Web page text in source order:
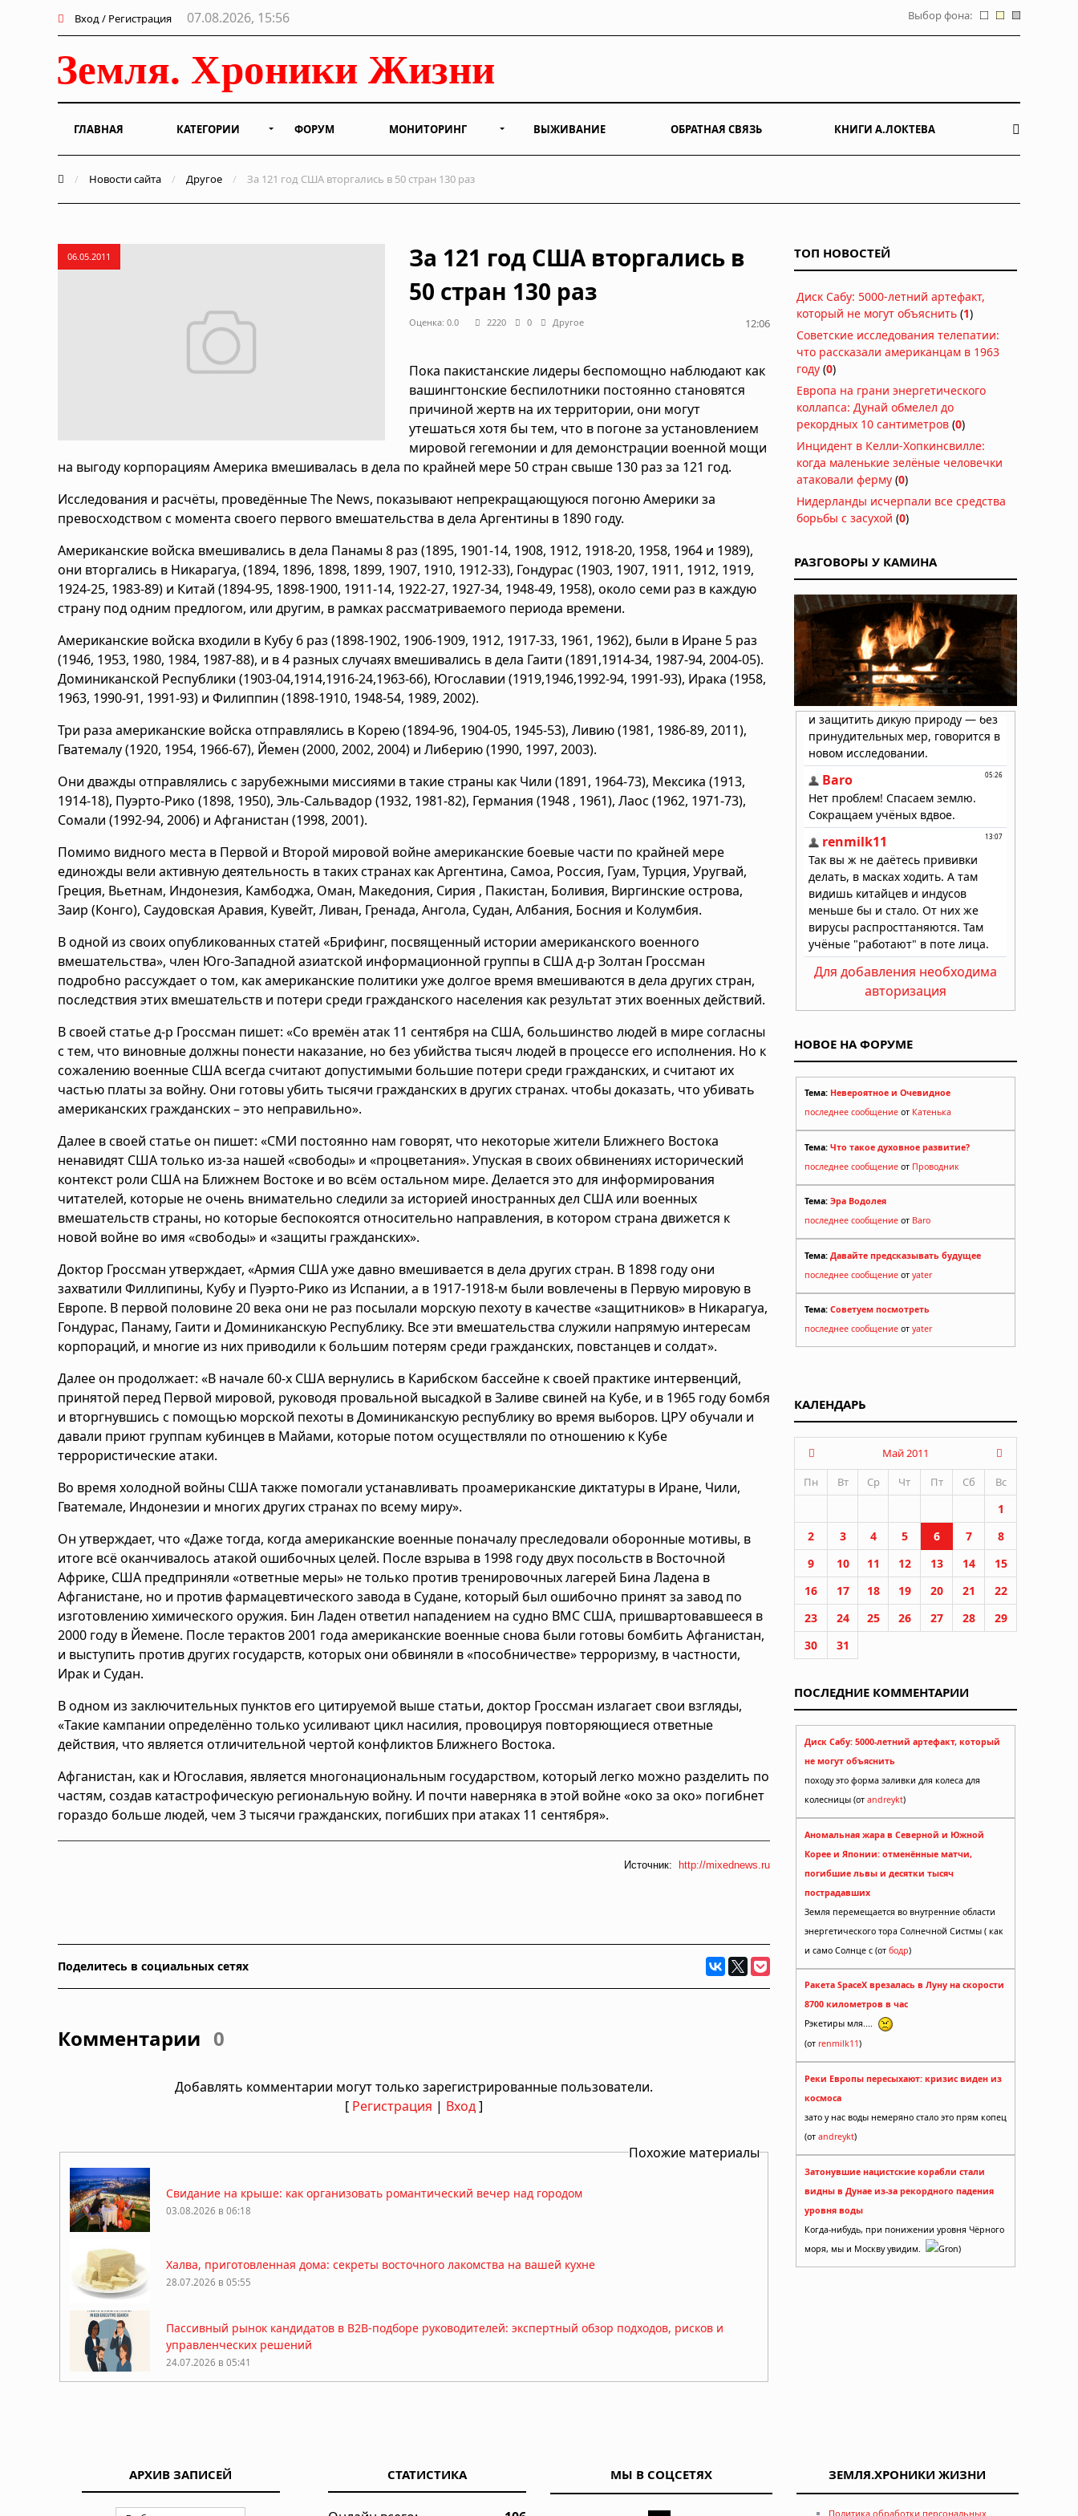
Вход / Регистрация 07.08.2026, 15:56 Выбор фона:
ГЛАВНАЯ КАТЕГОРИИ ФОРУМ МОНИТОРИНГ ВЫЖИВАНИЕ ОБРАТНАЯ СВЯЗЬ КНИГИ А.ЛОКТЕВА
/ Новости сайта / Другое / За 121 год США вторгались в 50 стран 130 раз
06.05.2011
За 121 год США вторгались в
50 стран 130 раз
Оценка: 0.0 2220 0 Другое 12:06
Пока пакистанские лидеры беспомощно наблюдают как
вашингтонские беспилотники постоянно становятся
причиной жертв на их территории, они могут
утешаться хотя бы тем, что в погоне за установлением
мировой гегемонии и для демонстрации военной мощи
на выгоду корпорациям Америка вмешивалась в дела по крайней мере 50 стран свыше 130 раз за 121 год.
Исследования и расчёты, проведённые The News, показывают непрекращающуюся погоню Америки за
превосходством с момента своего первого вмешательства в дела Аргентины в 1890 году.
Американские войска вмешивались в дела Панамы 8 раз (1895, 1901-14, 1908, 1912, 1918-20, 1958, 1964 и 1989),
они вторгались в Никарагуа, (1894, 1896, 1898, 1899, 1907, 1910, 1912-33), Гондурас (1903, 1907, 1911, 1912, 1919,
1924-25, 1983-89) и Китай (1894-95, 1898-1900, 1911-14, 1922-27, 1927-34, 1948-49, 1958), около семи раз в каждую
страну под одним предлогом, или другим, в рамках рассматриваемого периода времени.
Американские войска входили в Кубу 6 раз (1898-1902, 1906-1909, 1912, 1917-33, 1961, 1962), были в Иране 5 раз
(1946, 1953, 1980, 1984, 1987-88), и в 4 разных случаях вмешивались в дела Гаити (1891,1914-34, 1987-94, 2004-05).
Доминиканской Республики (1903-04,1914,1916-24,1963-66), Югославии (1919,1946,1992-94, 1991-93), Ирака (1958,
1963, 1990-91, 1991-93) и Филиппин (1898-1910, 1948-54, 1989, 2002).
Три раза американские войска отправлялись в Корею (1894-96, 1904-05, 1945-53), Ливию (1981, 1986-89, 2011),
Гватемалу (1920, 1954, 1966-67), Йемен (2000, 2002, 2004) и Либерию (1990, 1997, 2003).
Они дважды отправлялись с зарубежными миссиями в такие страны как Чили (1891, 1964-73), Мексика (1913,
1914-18), Пуэрто-Рико (1898, 1950), Эль-Сальвадор (1932, 1981-82), Германия (1948 , 1961), Лаос (1962, 1971-73),
Сомали (1992-94, 2006) и Афганистан (1998, 2001).
Помимо видного места в Первой и Второй мировой войне американские боевые части по крайней мере
единожды вели активную деятельность в таких странах как Аргентина, Самоа, Россия, Гуам, Турция, Уругвай,
Греция, Вьетнам, Индонезия, Камбоджа, Оман, Македония, Сирия , Пакистан, Боливия, Виргинские острова,
Заир (Конго), Саудовская Аравия, Кувейт, Ливан, Гренада, Ангола, Судан, Албания, Босния и Колумбия.
В одной из своих опубликованных статей «Брифинг, посвященный истории американского военного
вмешательства», член Юго-Западной азиатской информационной группы в США д-р Золтан Гроссман
подробно рассуждает о том, как американские политики уже долгое время вмешиваются в дела других стран,
последствия этих вмешательств и потери среди гражданского населения как результат этих военных действий.
В своей статье д-р Гроссман пишет: «Со времён атак 11 сентября на США, большинство людей в мире согласны
с тем, что виновные должны понести наказание, но без убийства тысяч людей в процессе его исполнения. Но к
сожалению военные США всегда считают допустимыми большие потери среди гражданских, и считают их
частью платы за войну. Они готовы убить тысячи гражданских в других странах. чтобы доказать, что убивать
американских гражданских – это неправильно».
Далее в своей статье он пишет: «СМИ постоянно нам говорят, что некоторые жители Ближнего Востока
ненавидят США только из-за нашей «свободы» и «процветания». Упуская в своих обвинениях исторический
контекст роли США на Ближнем Востоке и во всём остальном мире. Делается это для информирования
читателей, которые не очень внимательно следили за историей иностранных дел США или военных
вмешательств страны, но которые беспокоятся относительно направления, в котором страна движется к
новой войне во имя «свободы» и «защиты гражданских».
Доктор Гроссман утверждает, «Армия США уже давно вмешивается в дела других стран. В 1898 году они
захватили Филлипины, Кубу и Пуэрто-Рико из Испании, а в 1917-1918-м были вовлечены в Первую мировую в
Европе. В первой половине 20 века они не раз посылали морскую пехоту в качестве «защитников» в Никарагуа,
Гондурас, Панаму, Гаити и Доминиканскую Республику. Все эти вмешательства служили напрямую интересам
корпораций, и многие из них приводили к большим потерям среди гражданских, повстанцев и солдат».
Далее он продолжает: «В начале 60-х США вернулись в Карибском бассейне к своей практике интервенций,
принятой перед Первой мировой, руководя провальной высадкой в Заливе свиней на Кубе, и в 1965 году бомбя
и вторгнувшись с помощью морской пехоты в Доминиканскую республику во время выборов. ЦРУ обучали и
давали приют группам кубинцев в Майами, которые потом осуществляли по отношению к Кубе
террористические атаки.
Во время холодной войны США также помогали устанавливать проамериканские диктатуры в Иране, Чили,
Гватемале, Индонезии и многих других странах по всему миру».
Он утверждает, что «Даже тогда, когда американские военные поначалу преследовали оборонные мотивы, в
итоге всё оканчивалось атакой ошибочных целей. После взрыва в 1998 году двух посольств в Восточной
Африке, США предприняли «ответные меры» не только против тренировочных лагерей Бина Ладена в
Афганистане, но и против фармацевтического завода в Судане, который был ошибочно принят за завод по
изготовлению химического оружия. Бин Ладен ответил нападением на судно ВМС США, пришвартовавшееся в
2000 году в Йемене. После терактов 2001 года американские военные снова были готовы бомбить Афганистан,
и выступить против других государств, которых они обвиняли в «пособничестве» терроризму, в частности,
Ирак и Судан.
В одном из заключительных пунктов его цитируемой выше статьи, доктор Гроссман излагает свои взгляды,
«Такие кампании определённо только усиливают цикл насилия, провоцируя повторяющиеся ответные
действия, что является отличительной чертой конфликтов Ближнего Востока.
Афганистан, как и Югославия, является многонациональным государством, который легко можно разделить по
частям, создав катастрофическую региональную войну. И почти наверняка в этой войне «око за око» погибнет
гораздо больше людей, чем 3 тысячи гражданских, погибших при атаках 11 сентября».
Источник: http://mixednews.ru
Поделитесь в социальных сетях
Комментарии 0
Добавлять комментарии могут только зарегистрированные пользователи.
[ Регистрация | Вход]
Похожие материалы
Свидание на крыше: как организовать романтический вечер над городом
03.08.2026 в 06:18
Халва, приготовленная дома: секреты восточного лакомства на вашей кухне
28.07.2026 в 05:55
Пассивный рынок кандидатов в B2B-подборе руководителей: экспертный обзор подходов, рисков и
управленческих решений
24.07.2026 в 05:41
Самые популярные цветы для подарка и их особенности
16.07.2026 в 05:30
ТОП НОВОСТЕЙ
Диск Сабу: 5000-летний артефакт,
который не могут объяснить (1)
Советские исследования телепатии:
что рассказали американцам в 1963
году (0)
Европа на грани энергетического
коллапса: Дунай обмелел до
рекордных 10 сантиметров (0)
Инцидент в Келли-Хопкинсвилле:
когда маленькие зелёные человечки
атаковали ферму (0)
Нидерланды исчерпали все средства
борьбы с засухой (0)
РАЗГОВОРЫ У КАМИНА
Для добавления необходима
авторизация
НОВОЕ НА ФОРУМЕ
Тема: Невероятное и Очевидное
последнее сообщение от Катенька
Тема: Что такое духовное развитие?
последнее сообщение от Проводник
Тема: Эра Водолея
последнее сообщение от Baro
Тема: Давайте предсказывать будущее
последнее сообщение от yater
Тема: Советуем посмотреть
последнее сообщение от yater
КАЛЕНДАРЬ
Май 2011
Пн
Вт Ср Чт Пт Сб Вс
1
2
3 4 5 6 7
8
9
10 11 12 13 14
15
16
17 18 19 20 21
22
23
24 25 26 27 28
29
30
31
ПОСЛЕДНИЕ КОММЕНТАРИИ
Диск Сабу: 5000-летний артефакт, который
не могут объяснить
походу это форма заливки для колеса для
колесницы (от andreykt)
Аномальная жара в Северной и Южной
Корее и Японии: отменённые матчи,
погибшие львы и десятки тысяч
пострадавших
Земля перемещается во внутренние области
энергетического тора Солнечной Систмы ( как
и само Солнце с (от бодр)
Ракета SpaceX врезалась в Луну на скорости
8700 километров в час
Рэкетиры мля....
(от renmilk11)
Реки Европы пересыхают: кризис виден из
космоса
зато у нас воды немеряно стало это прям копец
(от andreykt)
Затонувшие нацистские корабли стали
видны в Дунае из-за рекордного падения
уровня воды
Когда-нибудь, при понижении уровня Чёрного
моря, мы и Москву увидим.
Gron)
АРХИВ ЗАПИСЕЙ СТАТИСТИКА МЫ В СОЦСЕТЯХ ЗЕМЛЯ.ХРОНИКИ ЖИЗНИ
Политика обработки персональных